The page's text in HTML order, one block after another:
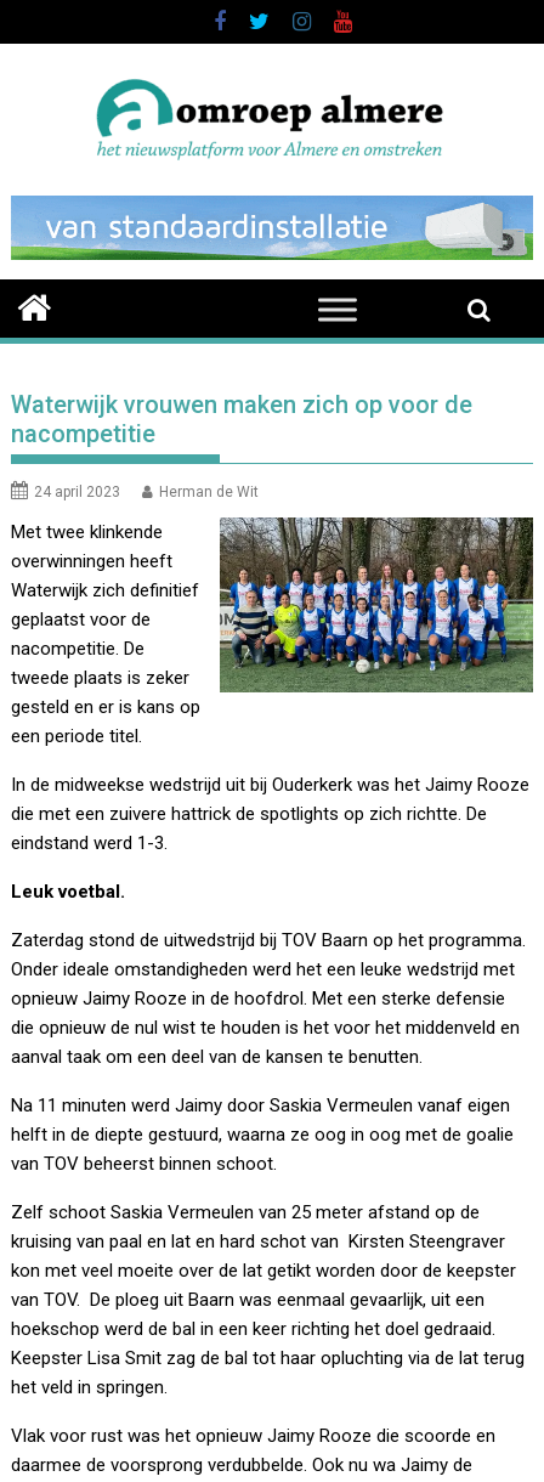
to
Waterwijk vrouwen maken zich op voor de
nacompetitie
24 april 2023 Herman de Wit
Met twee klinkende
overwinningen heeft
Waterwijk zich definitief
geplaatst voor de
nacompetitie. De
tweede plaats is zeker
gesteld en er is kans op
een periode titel.
In de midweekse wedstrijd uit bij Ouderkerk was het Jaimy Rooze
die met een zuivere hattrick de spotlights op zich richtte. De
eindstand werd 1-3.
Leuk voetbal.
Zaterdag stond de uitwedstrijd bij TOV Baarn op het programma.
Onder ideale omstandigheden werd het een leuke wedstrijd met
opnieuw Jaimy Rooze in de hoofdrol. Met een sterke defensie
die opnieuw de nul wist te houden is het voor het middenveld en
aanval taak om een deel van de kansen te benutten.
Na 11 minuten werd Jaimy door Saskia Vermeulen vanaf eigen
helft in de diepte gestuurd, waarna ze oog in oog met de goalie
van TOV beheerst binnen schoot.
Zelf schoot Saskia Vermeulen van 25 meter afstand op de
kruising van paal en lat en hard schot van Kirsten Steengraver
kon met veel moeite over de lat getikt worden door de keepster
van TOV. De ploeg uit Baarn was eenmaal gevaarlijk, uit een
hoekschop werd de bal in een keer richting het doel gedraaid.
Keepster Lisa Smit zag de bal tot haar opluchting via de lat terug
het veld in springen.
Vlak voor rust was het opnieuw Jaimy Rooze die scoorde en
daarmee de voorsprong verdubbelde. Ook nu wa Jaimy de